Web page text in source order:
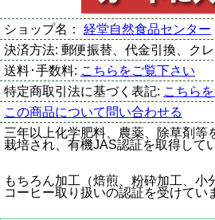
ショップ名： 経堂自然食品センター
決済方法: 郵便振替、代金引換、ク
送料･手数料: こちらをご覧下さい
特定商取引法に基づく表記: こちら
この商品について問い合わせる
三年以上化学肥料、農薬、除草剤等
栽培され、有機JAS認証を取得して
もちろん加工（焙煎、粉砕加工、小
コーヒー取り扱いの認証を受けてい